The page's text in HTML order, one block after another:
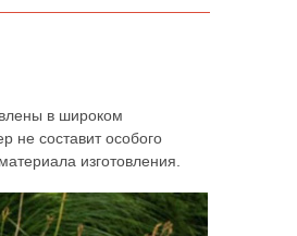
в широком
не составит особого
изготовления.